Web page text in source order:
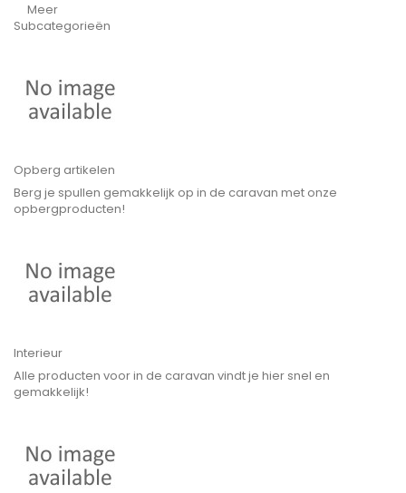
Meer
Subcategorieën
Opberg artikelen
Berg je spullen gemakkelijk op in de caravan met onze
opbergproducten!
Interieur
Alle producten voor in de caravan vindt je hier snel en
gemakkelijk!